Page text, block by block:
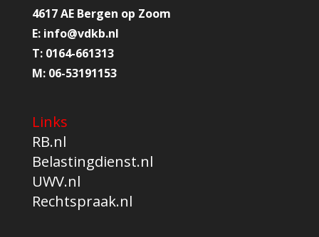
4617 AE Bergen op Zoom
E: info@vdkb.nl
T: 0164-661313
M: 06-53191153
Links
RB.nl
Belastingdienst.nl
UWV.nl
Rechtspraak.nl